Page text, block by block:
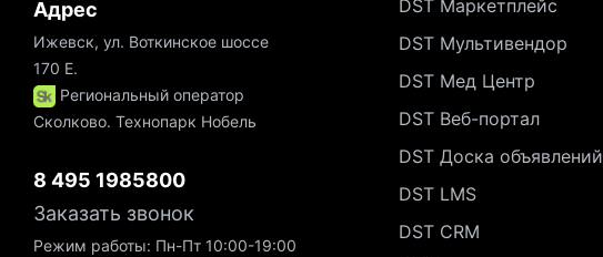
Адрес
Ижевск, ул. Воткинское шоссе
170 Е.
Региональный оператор
Сколково. Технопарк Нобель
8 495 1985800
Заказать звонок
Режим работы: Пн-Пт 10:00-19:00
DST Маркетплейс
DST Мультивендор
DST Мед Центр
DST Веб-портал
DST Доска объявлений
DST LMS
DST CRM